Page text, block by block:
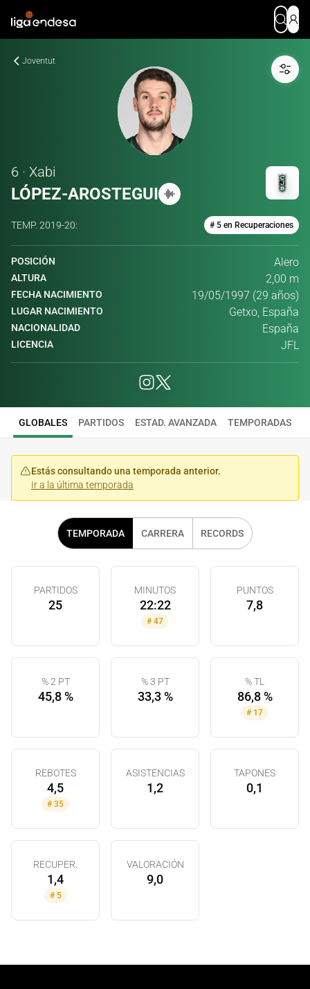
Joventut
6 · Xabi
LÓPEZ-AROSTEGUI
TEMP. 2019-20: # 5 en Recuperaciones
POSICIÓN Alero
ALTURA 2,00 m
FECHA NACIMIENTO 19/05/1997 (29 años)
LUGAR NACIMIENTO Getxo, España
NACIONALIDAD España
LICENCIA JFL
GLOBALES PARTIDOS ESTAD. AVANZADA TEMPORADAS
Estás consultando una temporada anterior.
Ir a la última temporada
TEMPORADA CARRERA RECORDS
PARTIDOS
25
MINUTOS
22:22
# 47
PUNTOS
7,8
% 2 PT
45,8 %
% 3 PT
33,3 %
% TL
86,8 %
# 17
REBOTES
4,5
# 35
ASISTENCIAS
1,2
TAPONES
0,1
RECUPER.
1,4
# 5
VALORACIÓN
9,0